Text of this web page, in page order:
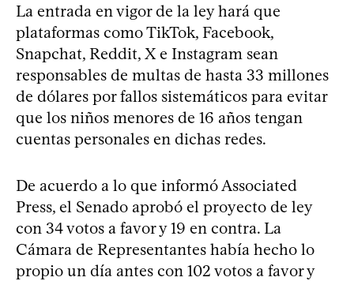
La entrada en vigor de la ley hará que
plataformas como TikTok, Facebook,
Snapchat, Reddit, X e Instagram sean
responsables de multas de hasta 33 millones
de dólares por fallos sistemáticos para evitar
que los niños menores de 16 años tengan
cuentas personales en dichas redes.
De acuerdo a lo que informó Associated
Press, el Senado aprobó el proyecto de ley
con 34 votos a favor y 19 en contra. La
Cámara de Representantes había hecho lo
propio un día antes con 102 votos a favor y